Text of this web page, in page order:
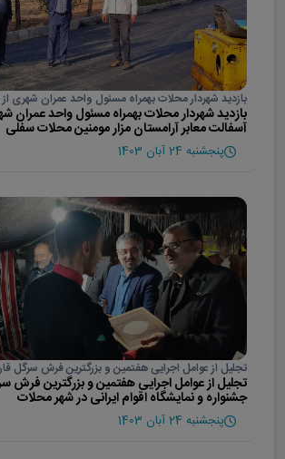
بازدید شهردار محلات بهمراه مسئول واحد عمران شهری از
آرامستان مزار مومنین محلات سفلی
بازدید شهردار محلات بهمراه مسئول واحد عمران
آسفالت معابر آرامستان مزار مومنین محلات سفلی
پنجشنبه 24 آبان 1403
تجلیل از عوامل اجرایی هفتمین و بزرگترین فرش سرگل
و نمایشگاه اقوام ایرانی در شهر محلات
تجلیل از عوامل اجرایی هفتمین و بزرگترین فرش
جشنواره و نمایشگاه اقوام ایرانی در شهر محلات
پنجشنبه 24 آبان 1403